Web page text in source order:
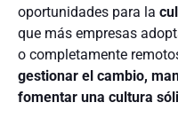
oportunidades para la
que más empresas
o completamente
gestionar el cambio,
fomentar una cultura